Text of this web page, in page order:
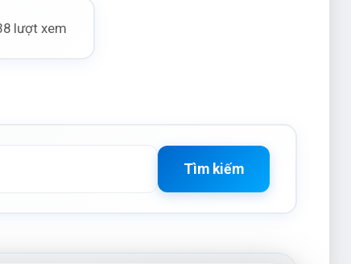
lượt xem
Tìm kiếm